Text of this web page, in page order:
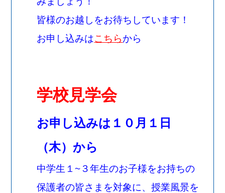
皆様のお越しをお待ちしています！
お申し込みはこちらから
学校見学会
お申し込みは１０月１日
（木）から
中学生１~３年生のお子様をお持ちの
保護者の皆さまを対象に、授業風景を